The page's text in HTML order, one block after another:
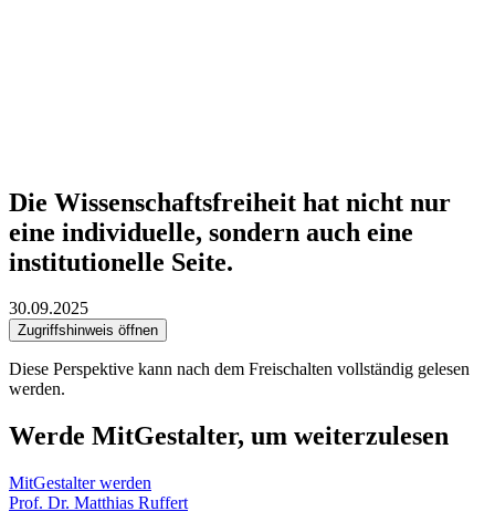
Die Wissenschaftsfreiheit hat nicht nur
eine individuelle, sondern auch eine
institutionelle Seite.
30.09.2025
Zugriffshinweis öffnen
Diese Perspektive kann nach dem Freischalten vollständig gelesen
werden.
Werde MitGestalter, um weiterzulesen
MitGestalter werden
Prof. Dr. Matthias Ruffert